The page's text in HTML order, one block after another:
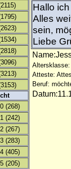
(268)
(242)
(267)
(283)
(405)
(205)
Hallo
Alles
sein,
Liebe
Altersklasse:
Atteste:
Beruf: